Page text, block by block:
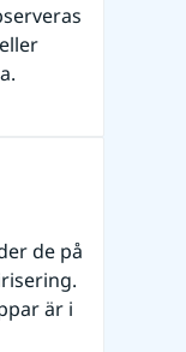
de på
är i